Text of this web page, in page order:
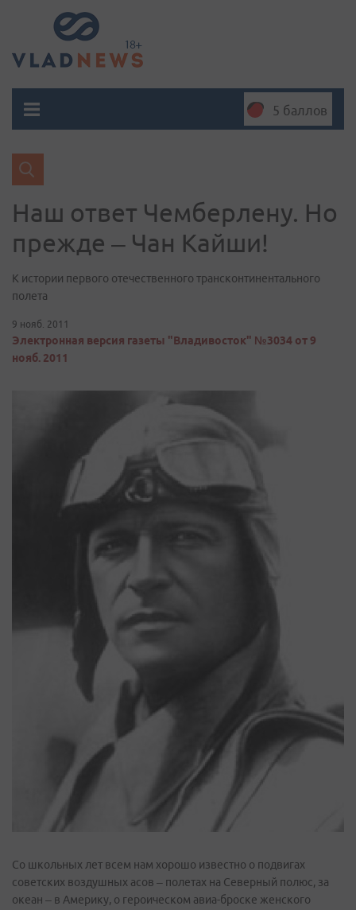
5 баллов
Наш ответ Чемберлену. Но
прежде – Чан Кайши!
К истории первого отечественного трансконтинентального
полета
9 нояб. 2011
Электронная версия газеты "Владивосток" №3034 от 9
нояб. 2011
Со школьных лет всем нам хорошо известно о подвигах
советских воздушных асов – полетах на Северный полюс, за
океан – в Америку, о героическом авиа-броске женского